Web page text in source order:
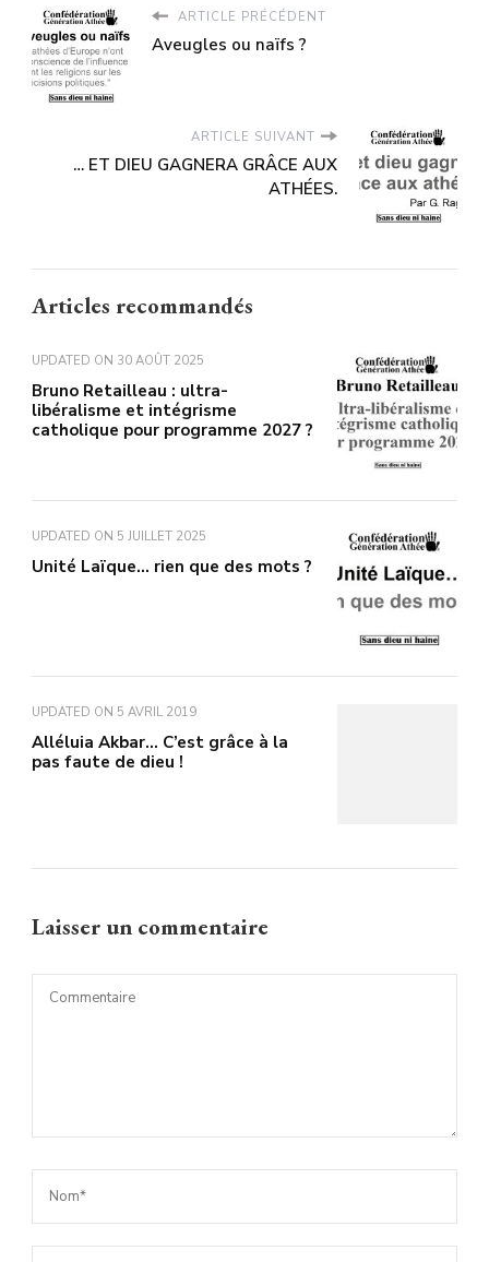
ARTICLE PRÉCÉDENT
Aveugles ou naïfs ?
ARTICLE SUIVANT
… ET DIEU GAGNERA GRÂCE AUX
ATHÉES.
Articles recommandés
UPDATED ON 30 AOÛT 2025
Bruno Retailleau : ultra-
libéralisme et intégrisme
catholique pour programme 2027 ?
UPDATED ON 5 JUILLET 2025
Unité Laïque… rien que des mots ?
UPDATED ON 5 AVRIL 2019
Alléluia Akbar… C’est grâce à la
pas faute de dieu !
Laisser un commentaire